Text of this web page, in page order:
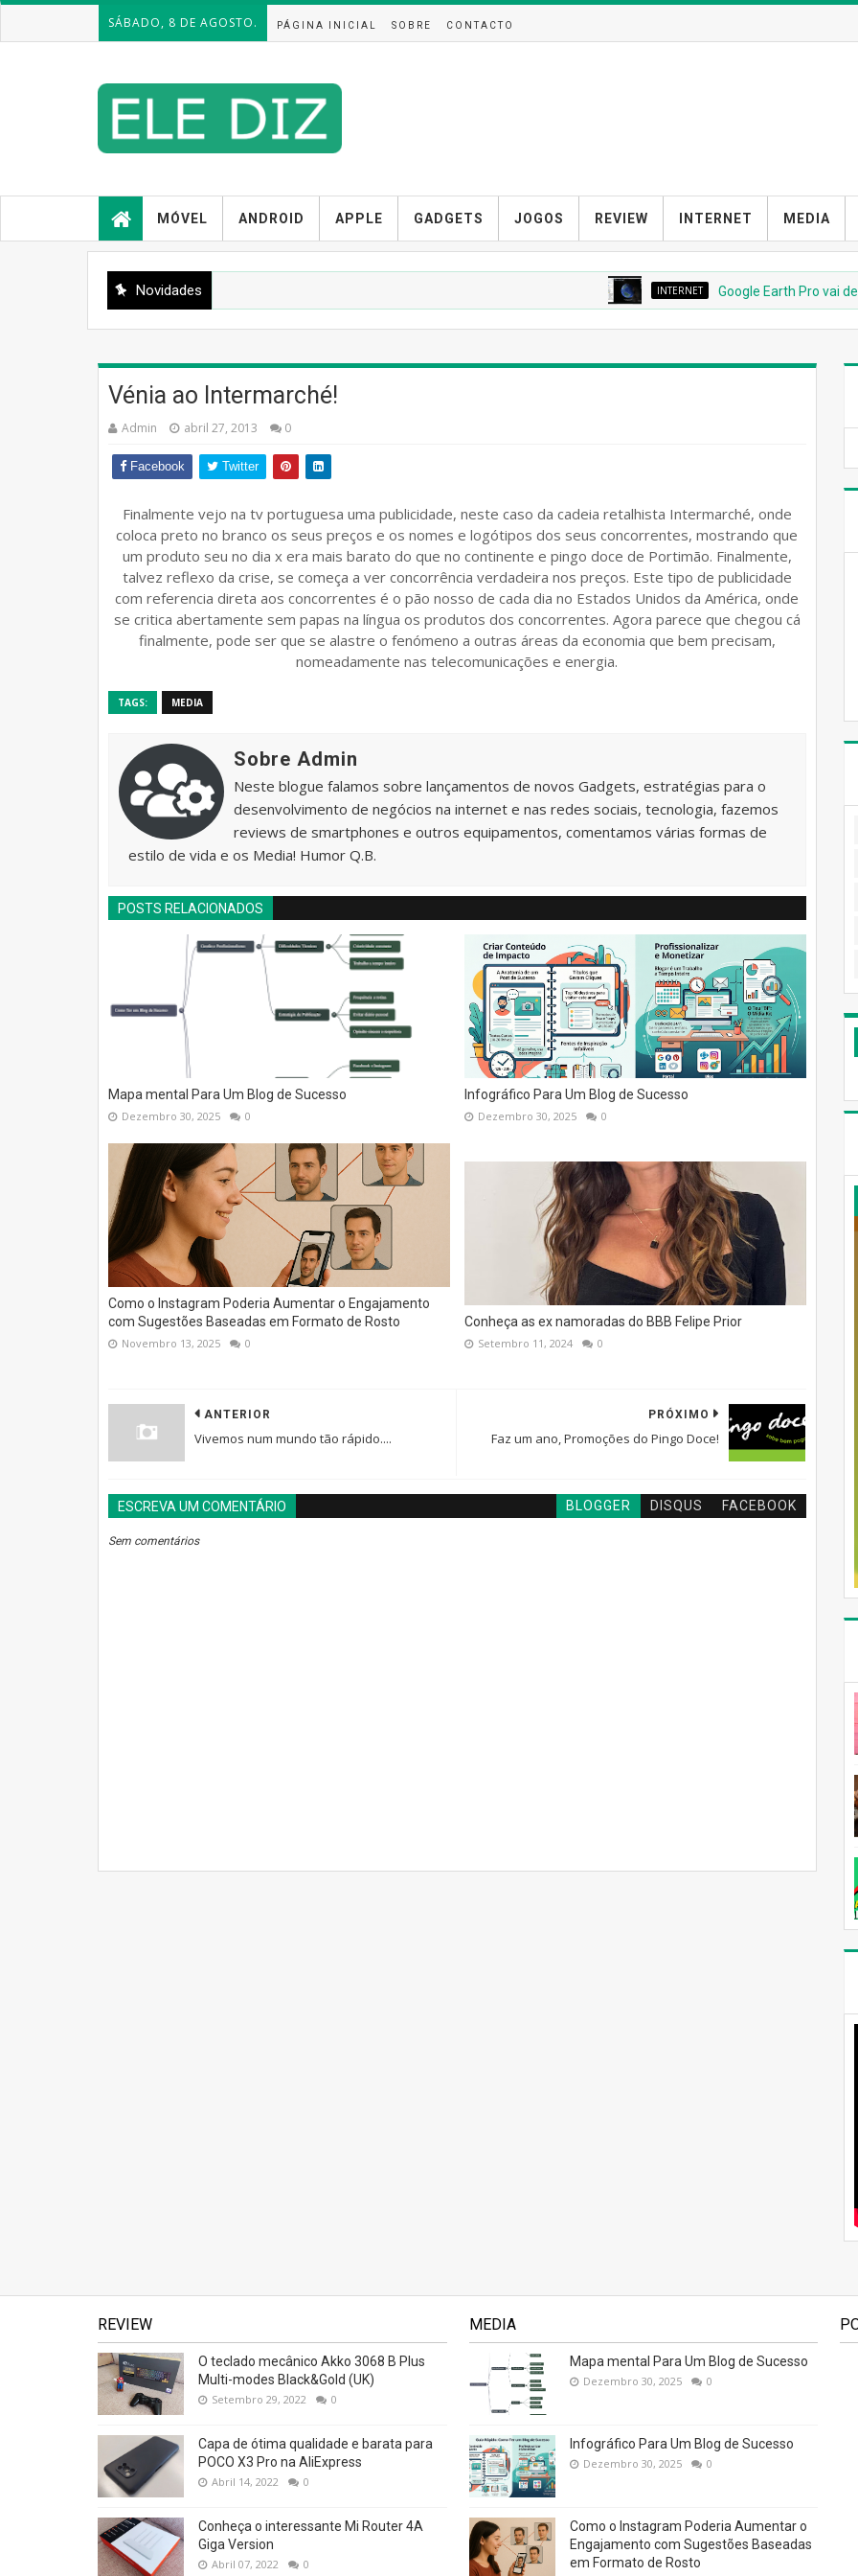
SÁBADO, 8 DE AGOSTO. PÁGINA INICIAL SOBRE CONTACTO
MÓVEL ANDROID APPLE GADGETS JOGOS REVIEW INTERNET MEDIA
Novidades INTERNET Google Earth Pro vai
Vénia ao Intermarché!
Admin abril 27, 2013 0
Facebook Twitter
Finalmente vejo na tv portuguesa uma publicidade, neste caso da cadeia retalhista Intermarché, onde
coloca preto no branco os seus preços e os nomes e logótipos dos seus concorrentes, mostrando que
um produto seu no dia x era mais barato do que no continente e pingo doce de Portimão. Finalmente,
talvez reflexo da crise, se começa a ver concorrência verdadeira nos preços. Este tipo de publicidade
com referencia direta aos concorrentes é o pão nosso de cada dia no Estados Unidos da América, onde
se critica abertamente sem papas na língua os produtos dos concorrentes. Agora parece que chegou cá
finalmente, pode ser que se alastre o fenómeno a outras áreas da economia que bem precisam,
nomeadamente nas telecomunicações e energia.
TAGS: MEDIA
Sobre Admin
Neste blogue falamos sobre lançamentos de novos Gadgets, estratégias para o
desenvolvimento de negócios na internet e nas redes sociais, tecnologia, fazemos
reviews de smartphones e outros equipamentos, comentamos várias formas de
estilo de vida e os Media! Humor Q.B.
POSTS RELACIONADOS
Mapa mental Para Um Blog de Sucesso
Dezembro 30, 2025 0
Infográfico Para Um Blog de Sucesso
Dezembro 30, 2025 0
Como o Instagram Poderia Aumentar o Engajamento
com Sugestões Baseadas em Formato de Rosto
Novembro 13, 2025 0
Conheça as ex namoradas do BBB Felipe Prior
Setembro 11, 2024 0
PRÓXIMO
Faz um ano, Promoções do Pingo Doce!
ANTERIOR
Vivemos num mundo tão rápido....
ESCREVA UM COMENTÁRIO BLOGGER DISQUS FACEBOOK
Sem comentários
REVIEW
O teclado mecânico Akko 3068 B Plus
Multi-modes Black&Gold (UK)
Setembro 29, 2022 0
Capa de ótima qualidade e barata para
POCO X3 Pro na AliExpress
Abril 14, 2022 0
Conheça o interessante Mi Router 4A
Giga Version
Abril 07, 2022 0
MEDIA
Mapa mental Para Um Blog de Sucesso
Dezembro 30, 2025 0
Infográfico Para Um Blog de Sucesso
Dezembro 30, 2025 0
Como o Instagram Poderia Aumentar o
Engajamento com Sugestões Baseadas
em Formato de Rosto